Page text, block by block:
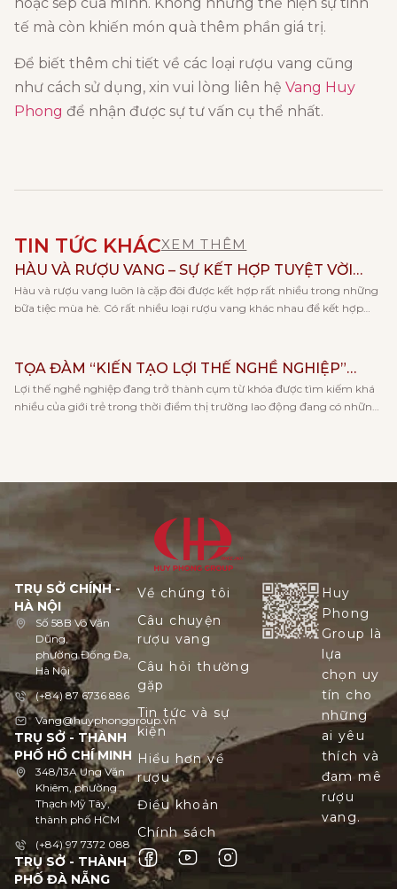
tế mà còn khiến món quà thêm phần giá trị.
Để biết thêm chi tiết về các loại rượu vang cũng
như cách sử dụng, xin vui lòng liên hệ Vang Huy
Phong để nhận được sự tư vấn cụ thể nhất.
TIN TỨC KHÁCXEM THÊM
HÀU VÀ RƯỢU VANG – SỰ KẾT HỢP TUYỆT VỜI
CHO NGÀY HÈ
Hàu và rượu vang luôn là cặp đôi được kết hợp rất nhiều trong những
bữa tiệc mùa hè. Có rất nhiều loại rượu vang khác nhau để kết hợp
TỌA ĐÀM “KIẾN TẠO LỢI THẾ NGHỀ NGHIỆP”
CÙNG KHOA KẾ TOÁN – TRƯỜNG ĐẠI HỌC KINH
TẾ, ĐHQGHN
Lợi thế nghề nghiệp đang trở thành cụm từ khóa được tìm kiếm khá
nhiều của giới trẻ trong thời điểm thị trường lao động đang có những
TRỤ SỞ CHÍNH -
HÀ NỘI
Số 58B Võ Văn
Dũng,
phường Đống Đa,
Hà Nội
(+84) 87 6736 886
Vang@huyphonggroup.vn
TRỤ SỞ - THÀNH
PHỐ HỒ CHÍ MINH
348/13A Ung Văn
Khiêm, phường
Thạch Mỹ Tây,
thành phố HCM
(+84) 97 7372 088
TRỤ SỞ - THÀNH
PHỐ ĐÀ NẴNG
Về chúng tôi
Câu chuyện
rượu vang
Câu hỏi thường
gặp
Tin tức và sự
kiện
Hiểu hơn về
rượu
Điều khoản
Chính sách
Huy
Phong
Group là
lựa
chọn uy
tín cho
những
ai yêu
thích và
đam mê
rượu
vang.